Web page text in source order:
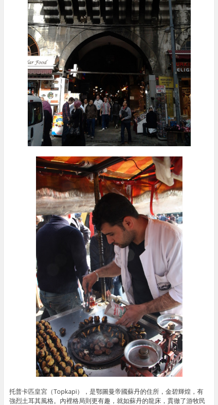
托普卡匹皇宮（Topkapi），是鄂圖曼帝國蘇丹的住所，金碧輝煌，有
強烈土耳其風格。內裡格局則更有趣，就如蘇丹的龍床，貫徹了游牧民